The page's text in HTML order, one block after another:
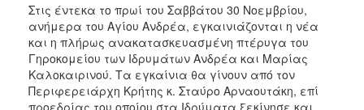
2019
2018
2017
2016
Στις έντεκα το πρωί του Σαββάτου 30 Νοεμβρίου,
ανήμερα του Αγίου Ανδρέα, εγκαινιάζονται η νέα
και η πλήρως ανακατασκευασμένη πτέρυγα του
Γηροκομείου των Ιδρυμάτων Ανδρέα και Μαρίας
Καλοκαιρινού. Τα εγκαίνια θα γίνουν από τον
Περιφερειάρχη Κρήτης κ. Σταύρο Αρναουτάκη, επί
προεδρίας του οποίου στα Ιδρύματα ξεκίνησε και